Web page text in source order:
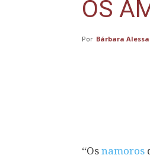
OS
Por Bárbara
“Os namoros